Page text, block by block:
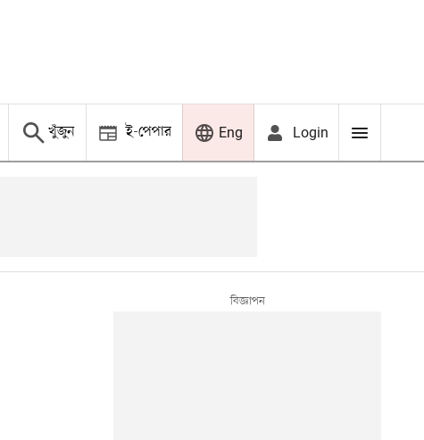
খুঁজুন ই-পেপার Eng Login